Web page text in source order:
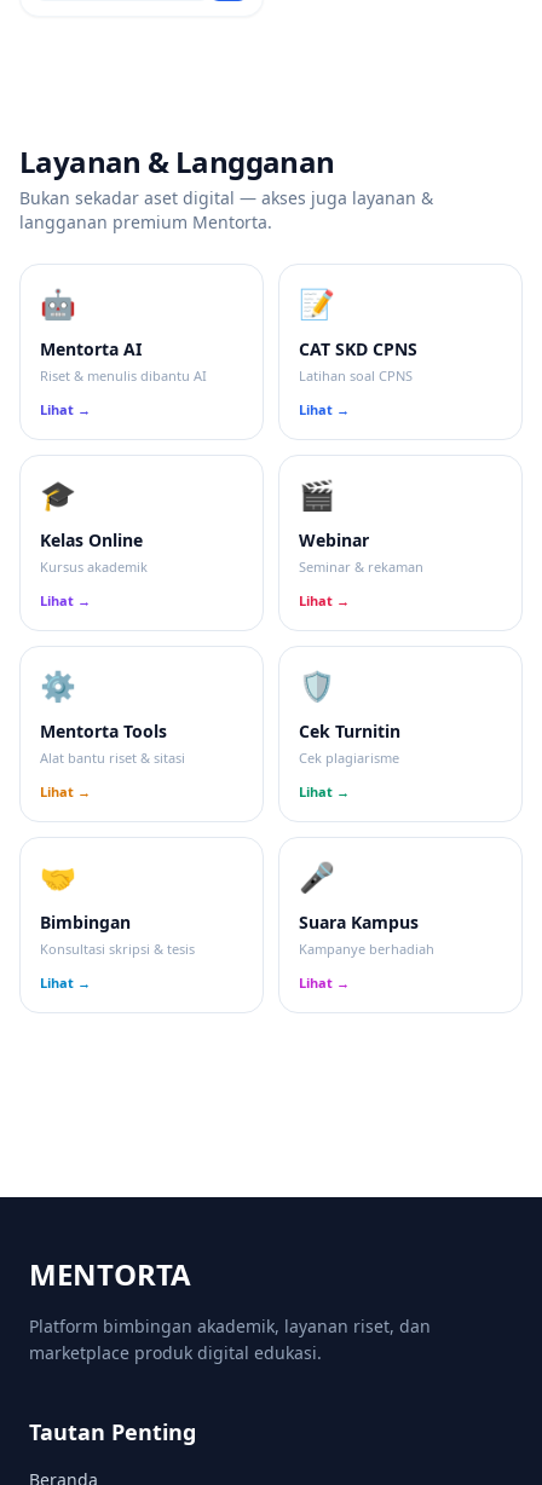
Layanan & Langganan
Bukan sekadar aset digital — akses juga layanan &
langganan premium Mentorta.
🤖
Mentorta AI
Riset & menulis dibantu AI
Lihat →
📝
CAT SKD CPNS
Latihan soal CPNS
Lihat →
🎓
Kelas Online
Kursus akademik
Lihat →
🎬
Webinar
Seminar & rekaman
Lihat →
⚙️
Mentorta Tools
Alat bantu riset & sitasi
Lihat →
🛡
Cek Turnitin
Cek plagiarisme
Lihat →
🤝
Bimbingan
Konsultasi skripsi & tesis
Lihat →
🎤
Suara Kampus
Kampanye berhadiah
Lihat →
MENTORTA
Platform bimbingan akademik, layanan riset, dan
marketplace produk digital edukasi.
Tautan Penting
Beranda